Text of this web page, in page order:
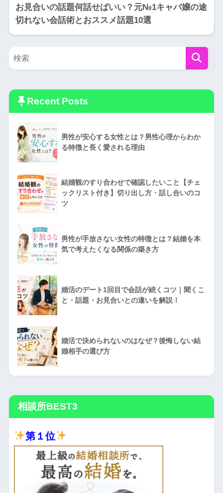
お見合いの話題何話せばいい？元№1キャバ嬢の途
切れない会話術とおススメ話題10選
Recent Posts
男性が安心する女性とは？男性心理からわか
る特徴と長く愛される理由
結婚観のすり合わせで確認したいこと【チェ
ックリスト付き】切り出し方・話し合いのコ
ツ
男性が手放さない女性の特徴とは？結婚を本
気で考えたくなる関係の築き方
婚活のデート1回目で会話が続くコツ｜聞くこ
と・話題・お見合いとの違いを解説！
婚活で決められないのはなぜ？後悔しない結
婚相手の選び方
相談所BEST3
第１位